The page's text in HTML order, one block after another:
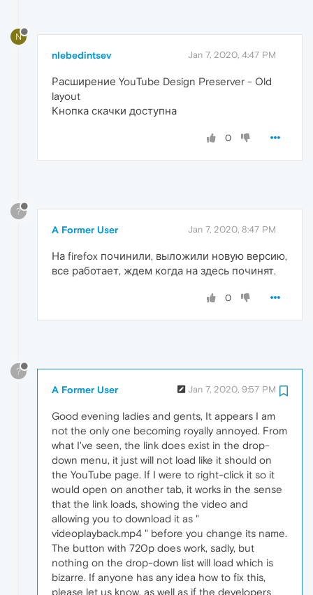
N
nlebedintsev Jan 7, 2020, 4:47 PM
Расширение YouTube Design Preserver - Old
layout
Кнопка скачки доступна
0
?
A Former User Jan 7, 2020, 8:47 PM
На firefox починили, выложили новую версию,
все работает, ждем когда на здесь починят.
0
?
A Former User Jan 7, 2020, 9:57 PM
Good evening ladies and gents, It appears I am
not the only one becoming royally annoyed. From
what I've seen, the link does exist in the drop-
down menu, it just will not load like it should on
the YouTube page. If I were to right-click it so it
would open on another tab, it works in the sense
that the link loads, showing the video and
allowing you to download it as "
videoplayback.mp4 " before you change its name.
The button with 720p does work, sadly, but
nothing on the drop-down list will load which is
bizarre. If anyone has any idea how to fix this,
please let us know, as well as if the developers